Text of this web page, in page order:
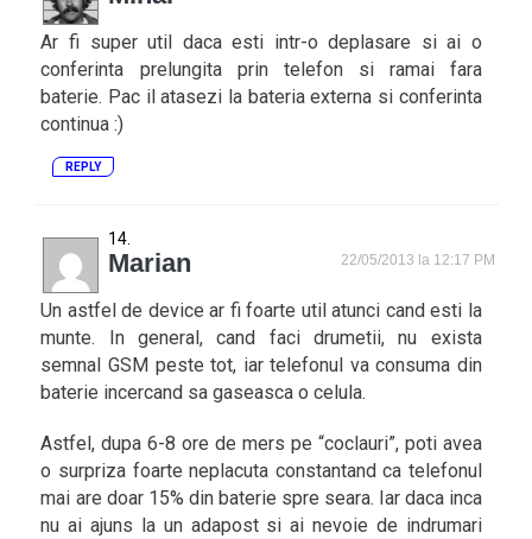
Ar fi super util daca esti intr-o deplasare si ai o
conferinta prelungita prin telefon si ramai fara
baterie. Pac il atasezi la bateria externa si conferinta
continua :)
REPLY
Marian 22/05/2013 la 12:17 PM
Un astfel de device ar fi foarte util atunci cand esti la
munte. In general, cand faci drumetii, nu exista
semnal GSM peste tot, iar telefonul va consuma din
baterie incercand sa gaseasca o celula.
Astfel, dupa 6-8 ore de mers pe “coclauri”, poti avea
o surpriza foarte neplacuta constantand ca telefonul
mai are doar 15% din baterie spre seara. Iar daca inca
nu ai ajuns la un adapost si ai nevoie de indrumari